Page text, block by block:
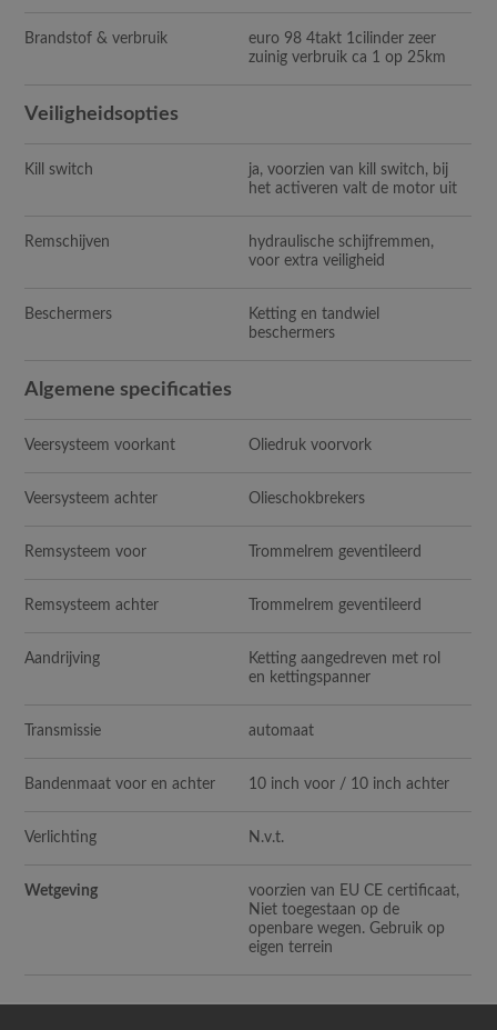
Brandstof & verbruik
euro 98 4takt 1cilinder zeer
zuinig verbruik ca 1 op 25km
Veiligheidsopties
Kill switch
ja, voorzien van kill switch, bij
het activeren valt de motor uit
Remschijven
hydraulische schijfremmen,
voor extra veiligheid
Beschermers
Ketting en tandwiel
beschermers
Algemene specificaties
Veersysteem voorkant Oliedruk voorvork
Veersysteem achter Olieschokbrekers
Remsysteem voor Trommelrem geventileerd
Remsysteem achter Trommelrem geventileerd
Aandrijving
Ketting aangedreven met rol
en kettingspanner
Transmissie automaat
Bandenmaat voor en achter 10 inch voor / 10 inch achter
Verlichting N.v.t.
Wetgeving
voorzien van EU CE certificaat,
Niet toegestaan op de
openbare wegen. Gebruik op
eigen terrein